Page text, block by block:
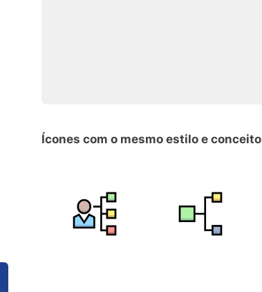
Ícones com o mesmo estilo e conceito